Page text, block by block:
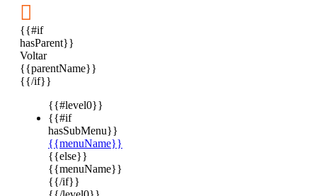

{{#if
hasParent}}
Voltar
{{parentName}}
{{/if}}
{{#level0}}
{{#if
hasSubMenu}}
{{menuName}}
{{else}}
{{menuName}}
{{/if}}